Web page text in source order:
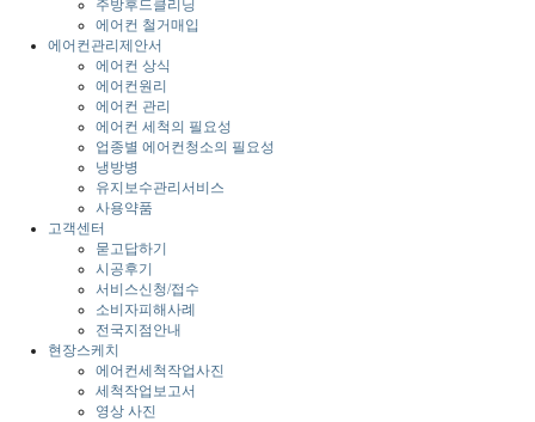
주방후드클리닝
에어컨 철거매입
에어컨관리제안서
에어컨 상식
에어컨원리
에어컨 관리
에어컨 세척의 필요성
업종별 에어컨청소의 필요성
냉방병
유지보수관리서비스
사용약품
고객센터
묻고답하기
시공후기
서비스신청/접수
소비자피해사례
전국지점안내
현장스케치
에어컨세척작업사진
세척작업보고서
영상 사진